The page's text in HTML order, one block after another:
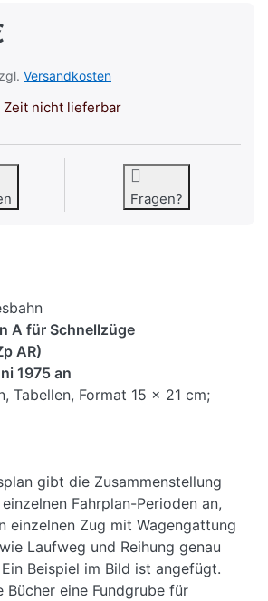
Versandkosten
Zeit nicht lieferbar
Fragen?
A für Schnellzüge
AR)
1975 an
Tabellen, Format 15 x 21 cm;
gibt die Zusammenstellung
Fahrplan-Perioden an,
einzelnen Zug mit Wagengattung
Laufweg und Reihung genau
Beispiel im Bild ist angefügt.
Bücher eine Fundgrube für